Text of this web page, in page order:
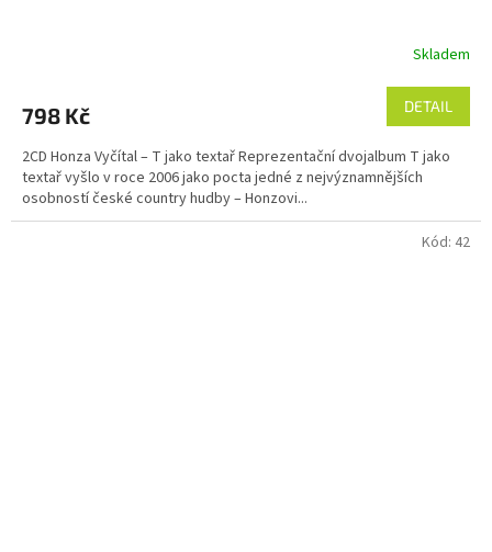
Skladem
798 Kč DETAIL
2CD Honza Vyčítal – T jako textař Reprezentační dvojalbum T jako
textař vyšlo v roce 2006 jako pocta jedné z nejvýznamnějších
osobností české country hudby – Honzovi...
Kód: 42